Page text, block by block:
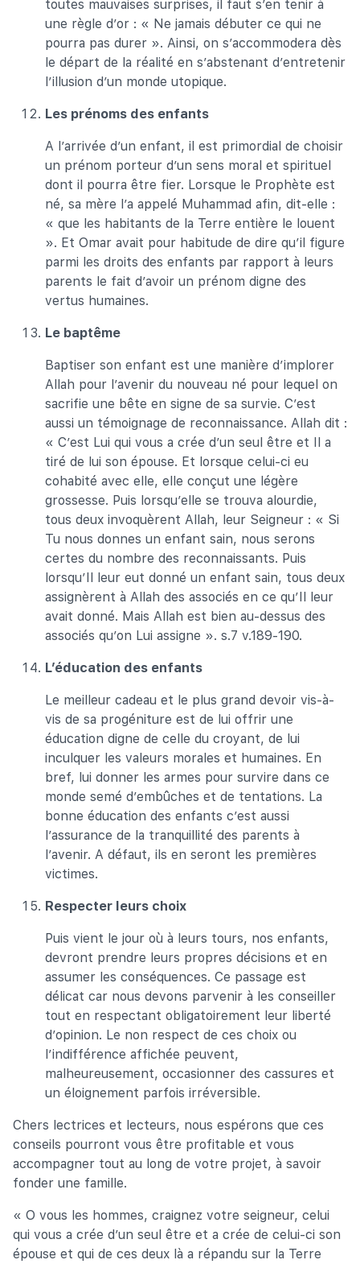
toutes mauvaises surprises, il faut s’en tenir à
une règle d’or : « Ne jamais débuter ce qui ne
pourra pas durer ». Ainsi, on s’accommodera dès
le départ de la réalité en s’abstenant d’entretenir
l’illusion d’un monde utopique.
Les prénoms des enfants
A l’arrivée d’un enfant, il est primordial de choisir
un prénom porteur d’un sens moral et spirituel
dont il pourra être fier. Lorsque le Prophète est
né, sa mère l’a appelé Muhammad afin, dit-elle :
« que les habitants de la Terre entière le louent
». Et Omar avait pour habitude de dire qu’il figure
parmi les droits des enfants par rapport à leurs
parents le fait d’avoir un prénom digne des
vertus humaines.
Le baptême
Baptiser son enfant est une manière d’implorer
Allah pour l’avenir du nouveau né pour lequel on
sacrifie une bête en signe de sa survie. C’est
aussi un témoignage de reconnaissance. Allah dit :
« C’est Lui qui vous a crée d’un seul être et Il a
tiré de lui son épouse. Et lorsque celui-ci eu
cohabité avec elle, elle conçut une légère
grossesse. Puis lorsqu’elle se trouva alourdie,
tous deux invoquèrent Allah, leur Seigneur : « Si
Tu nous donnes un enfant sain, nous serons
certes du nombre des reconnaissants. Puis
lorsqu’Il leur eut donné un enfant sain, tous deux
assignèrent à Allah des associés en ce qu’Il leur
avait donné. Mais Allah est bien au-dessus des
associés qu’on Lui assigne ». s.7 v.189-190.
L’éducation des enfants
Le meilleur cadeau et le plus grand devoir vis-à-
vis de sa progéniture est de lui offrir une
éducation digne de celle du croyant, de lui
inculquer les valeurs morales et humaines. En
bref, lui donner les armes pour survire dans ce
monde semé d’embûches et de tentations. La
bonne éducation des enfants c’est aussi
l’assurance de la tranquillité des parents à
l’avenir. A défaut, ils en seront les premières
victimes.
Respecter leurs choix
Puis vient le jour où à leurs tours, nos enfants,
devront prendre leurs propres décisions et en
assumer les conséquences. Ce passage est
délicat car nous devons parvenir à les conseiller
tout en respectant obligatoirement leur liberté
d’opinion. Le non respect de ces choix ou
l’indifférence affichée peuvent,
malheureusement, occasionner des cassures et
un éloignement parfois irréversible.
Chers lectrices et lecteurs, nous espérons que ces
conseils pourront vous être profitable et vous
accompagner tout au long de votre projet, à savoir
fonder une famille.
« O vous les hommes, craignez votre seigneur, celui
qui vous a crée d’un seul être et a crée de celui-ci son
épouse et qui de ces deux là a répandu sur la Terre